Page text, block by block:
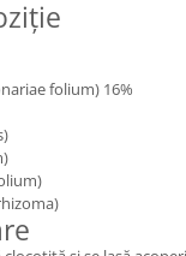
folium) 16%